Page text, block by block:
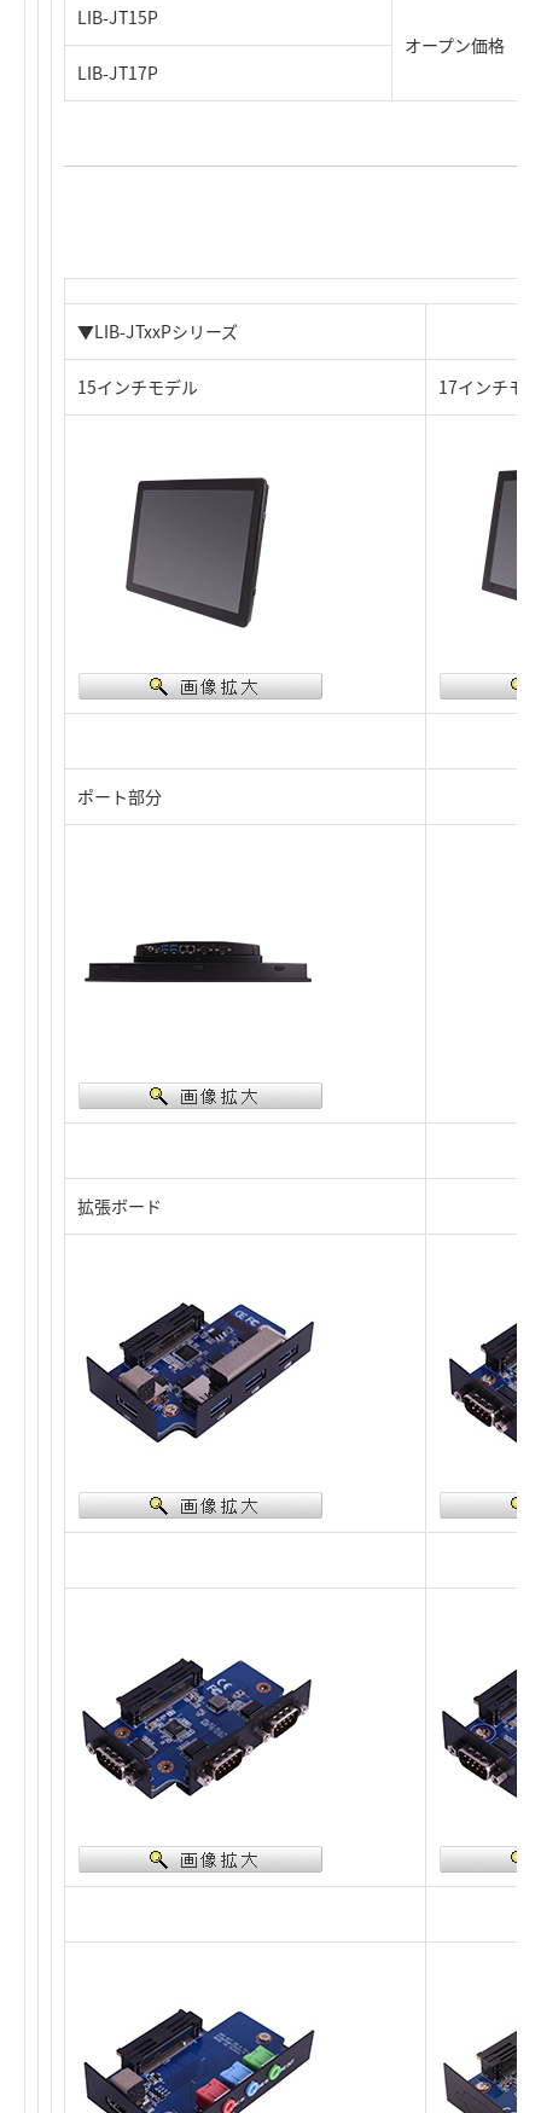
LIB-JT15P
オープン価格
LIB-JT17P
▼LIB-JTxxPシリーズ
15インチモデル 17インチモ
ポート部分
拡張ボード